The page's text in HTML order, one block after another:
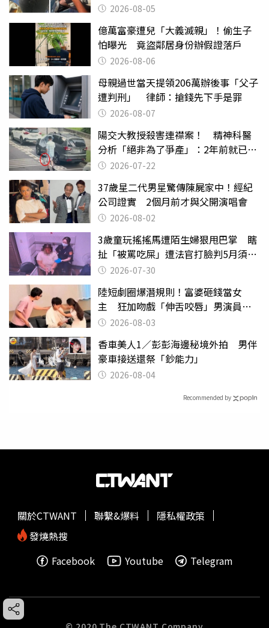
2026-08-05
億萬富豪遭兒「大義滅親」！偷生子
怕曝光 竟盜鄰居身份辦假證落戶
2026-08-06
母親過世當天提領206萬辦後事「父子
遭判刑」 律師：搶錢先下手是罪
2026-08-07
陽交大教授殺害連襟案！ 精神科醫
分析「絕非為了爭產」：2年前就已言
行詭異
2026-07-22
37歲星二代男星驚傳陳屍家中！經紀
公司證實 2個月前才與父開演唱會
2026-08-02
3歲童玩搖搖馬遭陌生婦狠甩巴掌 瞎
扯「被罵吃屎」遭法官打臉判5月須入
監 2026-07-30
陸短劇圈爆潛規則！富婆砸錢當女
主 狂加吻戲「伸舌咬唇」男演員崩
潰 2026-08-03
香車美人1／彭彭海邊秘境外拍 男伴
豪車接送還祭「鈔能力」
2026-08-04
Recommended by
關於CTWANT 聯繫&爆料
隱私權政策
發燒熱搜
Facebook
Youtube Telegram